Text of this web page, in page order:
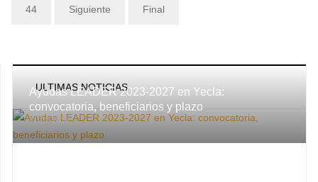
44 Siguiente Final
ULTIMAS NOTICIAS
Ayudas LEADER 2023-2027 en Yecla:
convocatoria, beneficiarios y plazo
31-07-2026